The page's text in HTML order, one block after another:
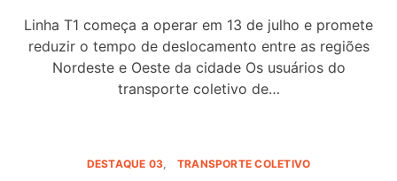
Linha T1 começa a operar em 13 de julho e promete
reduzir o tempo de deslocamento entre as regiões
Nordeste e Oeste da cidade Os usuários do
transporte coletivo de…
DESTAQUE 03 TRANSPORTE COLETIVO